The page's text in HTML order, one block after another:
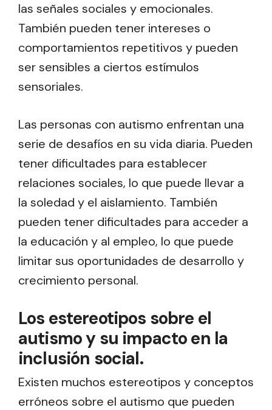
las señales sociales y emocionales.
También pueden tener intereses o
comportamientos repetitivos y pueden
ser sensibles a ciertos estímulos
sensoriales.
Las personas con autismo enfrentan una
serie de desafíos en su vida diaria. Pueden
tener dificultades para establecer
relaciones sociales, lo que puede llevar a
la soledad y el aislamiento. También
pueden tener dificultades para acceder a
la educación y al empleo, lo que puede
limitar sus oportunidades de desarrollo y
crecimiento personal.
Los estereotipos sobre el
autismo y su impacto en la
inclusión social.
Existen muchos estereotipos y conceptos
erróneos sobre el autismo que pueden